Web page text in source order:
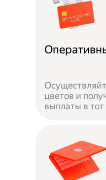
цветов и
выплаты в